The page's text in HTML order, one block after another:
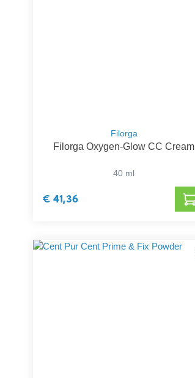
Filorga
Filorga Oxygen-Glow CC Cream
40 ml
€ 41,36